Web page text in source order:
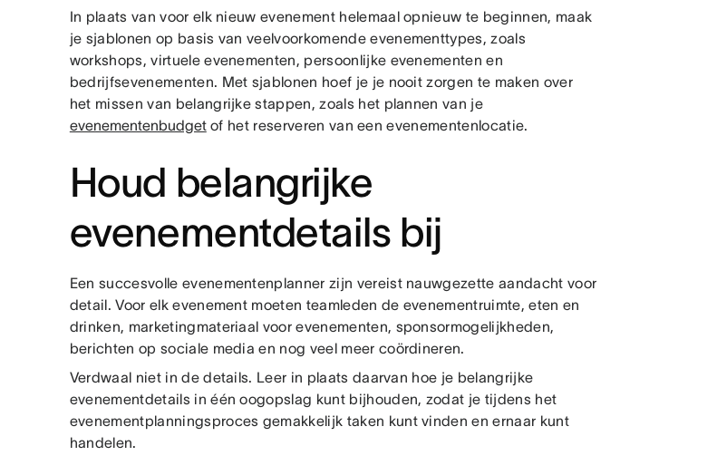
In plaats van voor elk nieuw evenement helemaal opnieuw te beginnen, maak
je sjablonen op basis van veelvoorkomende evenementtypes, zoals
workshops, virtuele evenementen, persoonlijke evenementen en
bedrijfsevenementen. Met sjablonen hoef je je nooit zorgen te maken over
het missen van belangrijke stappen, zoals het plannen van je
evenementenbudgetof het reserveren van een evenementenlocatie.
Houd belangrijke
evenementdetails bij
Een succesvolle evenementenplanner zijn vereist nauwgezette aandacht voor
detail. Voor elk evenement moeten teamleden de evenementruimte, eten en
drinken, marketingmateriaal voor evenementen, sponsormogelijkheden,
berichten op sociale media en nog veel meer coördineren.
Verdwaal niet in de details. Leer in plaats daarvan hoe je belangrijke
evenementdetails in één oogopslag kunt bijhouden, zodat je tijdens het
evenementplanningsproces gemakkelijk taken kunt vinden en ernaar kunt
handelen.